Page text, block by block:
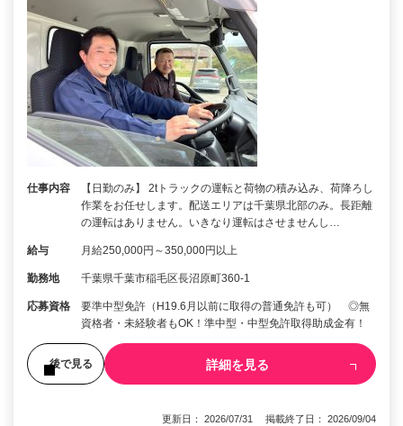
仕事内容
【日勤のみ】 2tトラックの運転と荷物の積み込み、荷降ろし
作業をお任せします。配送エリアは千葉県北部のみ。長距離
の運転はありません。いきなり運転はさせませんし…
給与 月給250,000円～350,000円以上
勤務地 千葉県千葉市稲毛区長沼原町360-1
応募資格
要準中型免許（H19.6月以前に取得の普通免許も可） ◎無
資格者・未経験者もOK！準中型・中型免許取得助成金有！
後で見る 詳細を見る
更新日： 2026/07/31 掲載終了日： 2026/09/04